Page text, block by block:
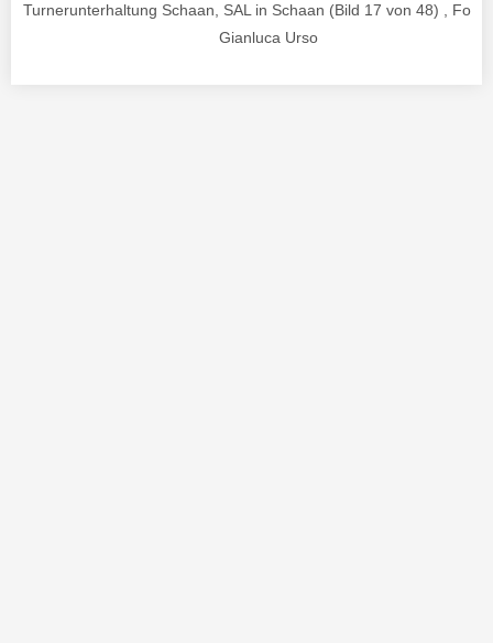
Turnerunterhaltung Schaan, SAL in Schaan (Bild 17 von 48) , Foto
Gianluca Urso